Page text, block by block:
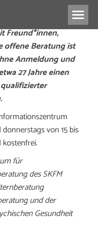
Freund*innen,
offene Beratung ist
Anmeldung und
27 Jahre einen
von 15 bis
kostenfrei.
für
des SKFM
und der
Gesundheit